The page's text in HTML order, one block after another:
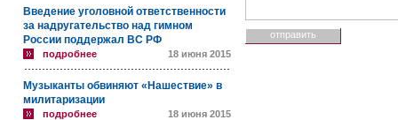
Введение уголовной ответственности
за надругательство над гимном
России поддержал ВС РФ
подробнее 18 июня 2015
Музыканты обвиняют «Нашествие» в
милитаризации
подробнее 18 июня 2015